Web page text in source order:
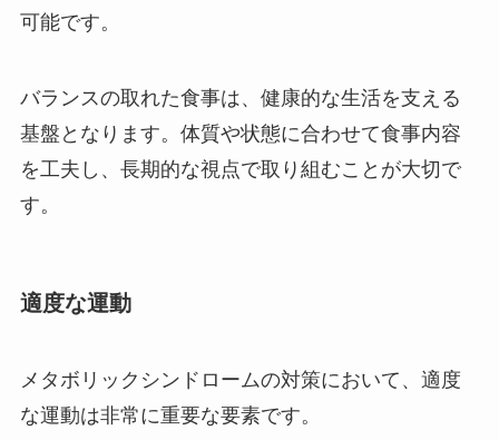
可能です。
バランスの取れた食事は、健康的な生活を支える
基盤となります。体質や状態に合わせて食事内容
を工夫し、長期的な視点で取り組むことが大切で
す。
適度な運動
メタボリックシンドロームの対策において、適度
な運動は非常に重要な要素です。